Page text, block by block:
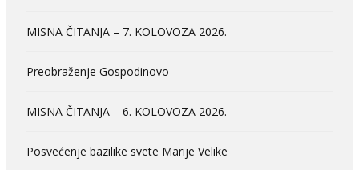
MISNA ČITANJA – 7. KOLOVOZA 2026.
Preobraženje Gospodinovo
MISNA ČITANJA – 6. KOLOVOZA 2026.
Posvećenje bazilike svete Marije Velike